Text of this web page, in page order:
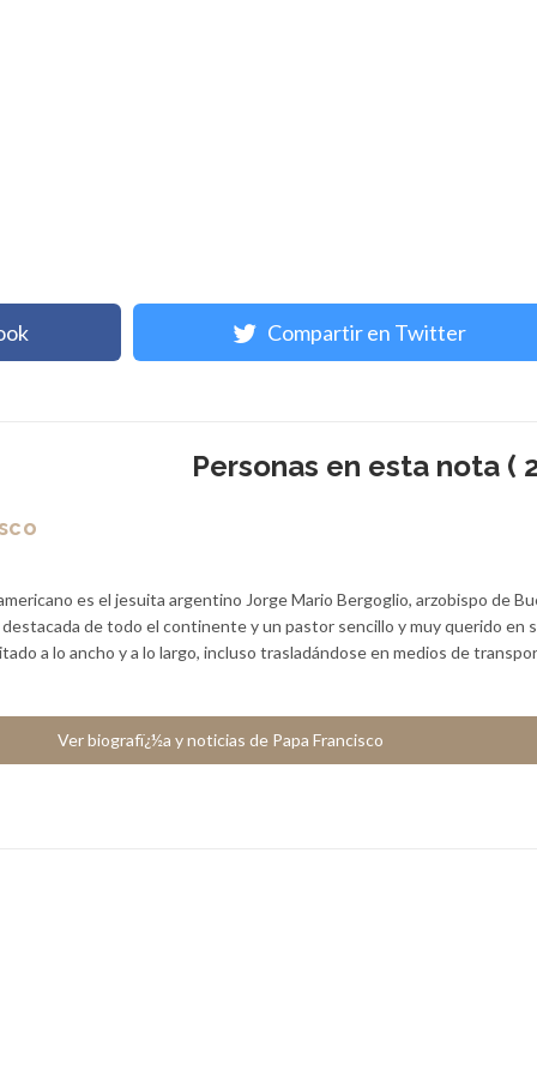
Compartir en Twitter
Personas en esta nota (
es el jesuita argentino Jorge Mario Bergoglio, arzobispo de
de todo el continente y un pastor sencillo y muy querido en
a lo ancho y a lo largo, incluso trasladándose en medios de
Ver biografï¿½a y noticias de Papa Francisco